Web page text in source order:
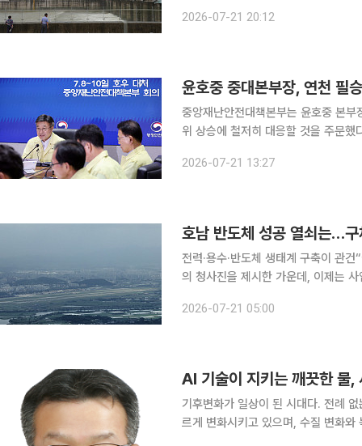
동원된 소방력은 수도권·영남·호남·
2026-07-21 20:12
윤호중 중대본부장, 연천 필
중앙재난안전대책본부는 윤호중 본
위 상승에 철저히 대응할 것을 주문했다고 21일 밝혔다. 윤 본부장
2026-07-21 13:27
전력·용수·반도체 생태계 구축이 관건“실행력 높
의 청사진을 제시한 가운데, 이제는
우할 핵심 과제로 안정적인 전력 공급
2026-07-21 05:00
AI 기술이 지키는 깨끗한 물
기후변화가 일상이 된 시대다. 전례
르게 변화시키고 있으며, 수질 변화와